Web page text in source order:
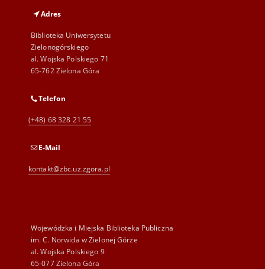
Adres
Biblioteka Uniwersytetu
Zielonogórskiego
al. Wojska Polskiego 71
65-762 Zielona Góra
Telefon
(+48) 68 328 21 55
E-Mail
kontakt@zbc.uz.zgora.pl
Wojewódzka i Miejska Biblioteka Publiczna
im. C. Norwida w Zielonej Górze
al. Wojska Polskiego 9
65-077 Zielona Góra